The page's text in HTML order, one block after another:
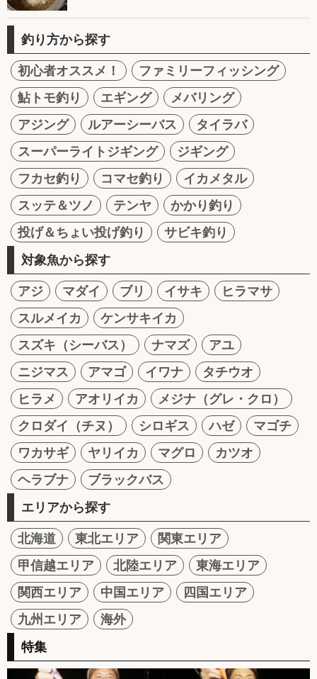
釣り方から探す
初心者オススメ！
ファミリーフィッシング
鮎トモ釣り
エギング
メバリング
アジング
ルアーシーバス
タイラバ
スーパーライトジギング
ジギング
フカセ釣り
コマセ釣り
イカメタル
スッテ＆ツノ
テンヤ
かかり釣り
投げ＆ちょい投げ釣り
サビキ釣り
対象魚から探す
アジ マダイ ブリ イサキ
ヒラマサ
スルメイカ
ケンサキイカ
スズキ（シーバス）
ナマズ
アユ
ニジマス
アマゴ イワナ
タチウオ
ヒラメ
アオリイカ
メジナ（グレ・クロ）
クロダイ（チヌ）
シロギス ハゼ
マゴチ
ワカサギ
ヤリイカ マグロ
カツオ
ヘラブナ
ブラックバス
エリアから探す
北海道 東北エリア
関東エリア
甲信越エリア
北陸エリア
東海エリア
関西エリア
中国エリア
四国エリア
九州エリア
海外
特集